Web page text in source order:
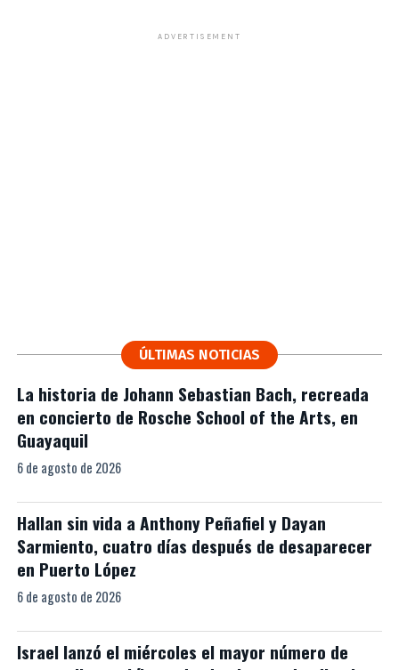
ADVERTISEMENT
ÚLTIMAS NOTICIAS
La historia de Johann Sebastian Bach, recreada
en concierto de Rosche School of the Arts, en
Guayaquil
6 de agosto de 2026
Hallan sin vida a Anthony Peñafiel y Dayan
Sarmiento, cuatro días después de desaparecer
en Puerto López
6 de agosto de 2026
Israel lanzó el miércoles el mayor número de